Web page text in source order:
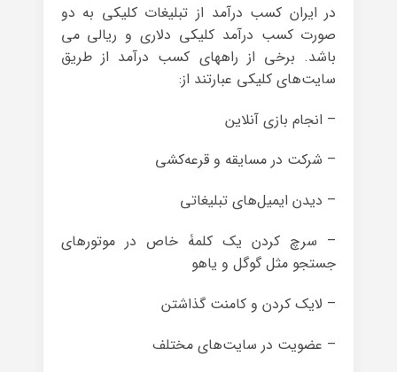
در ایران کسب درآمد از تبلیغات کلیکی به دو
صورت کسب درآمد کلیکی دلاری و ریالی می
باشد. برخی از راههای کسب درآمد از طریق
سایت‌های کلیکی عبارتند از:
– انجام بازی آنلاین
– شرکت در مسایقه و قرعه‌کشی
– دیدن ایمیل‌های تبلیغاتی
– سرچ کردن یک کلمۀ خاص در موتورهای
جستجو مثل گوگل و یاهو
– لایک کردن و کامنت گذاشتن
– عضویت در سایت‌های مختلف